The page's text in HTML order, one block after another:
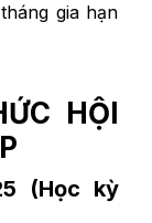
gia hạn
HỘI
(Học kỳ